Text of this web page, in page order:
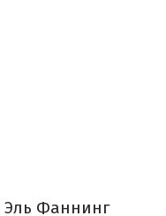
Эль Фаннинг